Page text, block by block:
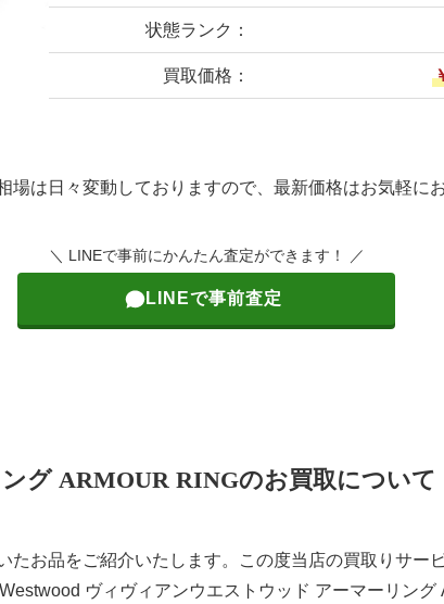
状態ランク：
買取価格：
場は日々変動しておりますので、最新価格はお気軽に
＼ LINEで事前にかんたん査定ができます！ ／
LINEで事前査定
ング ARMOUR RINGのお買取について
たお品をご紹介いたします。この度当店の買取りサー
ヴィヴィアンウエストウッド アーマーリング